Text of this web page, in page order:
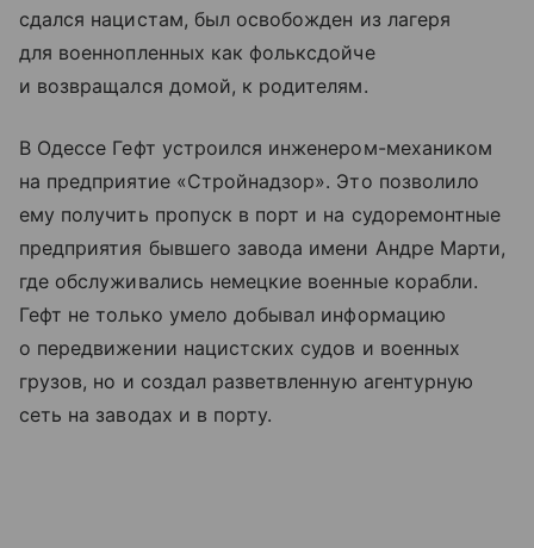
сдался нацистам, был освобожден из лагеря
для военнопленных как фольксдойче
и возвращался домой, к родителям.
В Одессе Гефт устроился инженером-механиком
на предприятие «Стройнадзор». Это позволило
ему получить пропуск в порт и на судоремонтные
предприятия бывшего завода имени Андре Марти,
где обслуживались немецкие военные корабли.
Гефт не только умело добывал информацию
о передвижении нацистских судов и военных
грузов, но и создал разветвленную агентурную
сеть на заводах и в порту.